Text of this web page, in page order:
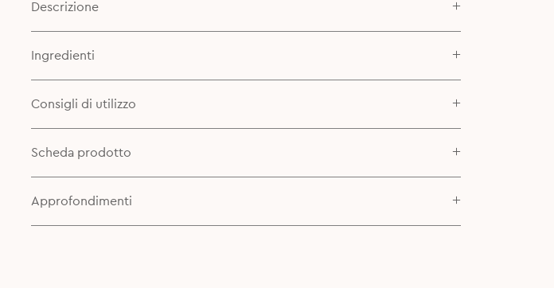
Descrizione
Ingredienti
Consigli di utilizzo
Scheda prodotto
Approfondimenti